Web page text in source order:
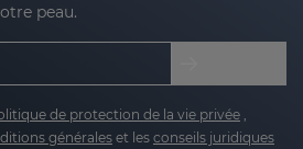
peau.
de protection de la vie privée
générales et les conseils juridiques